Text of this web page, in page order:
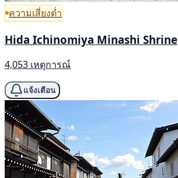
ความเสี่ยงต่ำ
Hida Ichinomiya Minashi Shrine
4,053 เหตุการณ์
แจ้งเตือน